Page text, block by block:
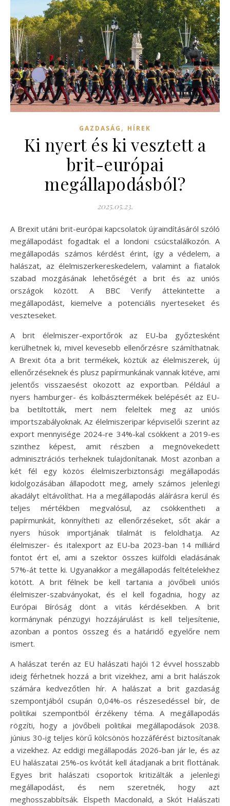
GAZDASÁG , HÍREK
Ki nyert és ki vesztett a
brit-európai
megállapodásból?
2025.05.23.
A Brexit utáni brit-európai kapcsolatok újraindításáról szóló
megállapodást fogadtak el a londoni csúcstalálkozón. A
megállapodás számos kérdést érint, így a védelem, a
halászat, az élelmiszerkereskedelem, valamint a fiatalok
szabad mozgásának lehetőségét a brit és az uniós
országok között. A BBC Verify áttekintette a
megállapodást, kiemelve a potenciális nyerteseket és
veszteseket.
A brit élelmiszer-exportőrök az EU-ba győztesként
kerülhetnek ki, mivel kevesebb ellenőrzésre számíthatnak.
A Brexit óta a brit termékek, köztük az élelmiszerek, új
ellenőrzéseknek és plusz papírmunkának vannak kitéve, ami
jelentős visszaesést okozott az exportban. Például a
nyers hamburger- és kolbásztermékek belépését az EU-
ba betiltották, mert nem feleltek meg az uniós
importszabályoknak. Az élelmiszeripar képviselői szerint az
export mennyisége 2024-re 34%-kal csökkent a 2019-es
szinthez képest, amit részben a megnövekedett
adminisztrációs terheknek tulajdonítanak. Most azonban a
két fél egy közös élelmiszerbiztonsági megállapodás
kidolgozásában állapodott meg, amely számos jelenlegi
akadályt eltávolíthat. Ha a megállapodás aláírásra kerül és
teljes mértékben megvalósul, az csökkentheti a
papírmunkát, könnyítheti az ellenőrzéseket, sőt akár a
nyers húsok importjának tilalmát is feloldhatja. Az
élelmiszer- és italexport az EU-ba 2023-ban 14 milliárd
fontot ért el, ami a szektor összes külföldi eladásának
57%-át tette ki. Ugyanakkor a megállapodás feltételekhez
kötött. A brit félnek be kell tartania a jövőbeli uniós
élelmiszer-szabványokat, és el kell fogadnia, hogy az
Európai Bíróság dönt a vitás kérdésekben. A brit
kormánynak pénzügyi hozzájárulást is kell teljesítenie,
azonban a pontos összeg és a határidő egyelőre nem
ismert.
A halászat terén az EU halászati hajói 12 évvel hosszabb
ideig férhetnek hozzá a brit vizekhez, ami a brit halászok
számára kedvezőtlen hír. A halászat a brit gazdaság
szempontjából csupán 0,04%-os részesedéssel bír, de
politikai szempontból érzékeny téma. A megállapodás
rögzíti, hogy a jövőbeli politikai megállapodások 2038.
június 30-ig teljes körű kölcsönös hozzáférést biztosítanak
a vizekhez. Az eddigi megállapodás 2026-ban jár le, és az
EU halászatai 25%-os kvótát kell átadjanak a brit flottának.
Egyes brit halászati csoportok kritizálták a jelenlegi
megállapodást, és nem szeretnék, hogy azt
meghosszabbítsák. Elspeth Macdonald, a Skót Halászati